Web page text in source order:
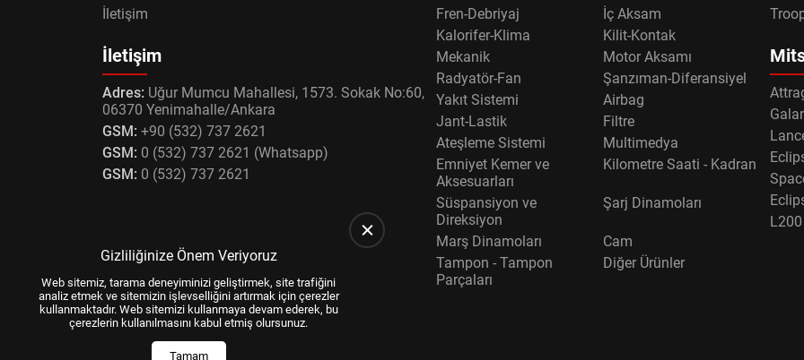
İletişim
İletişim
Adres: Uğur Mumcu Mahallesi, 1573. Sokak No:60,
06370 Yenimahalle/Ankara
GSM: +90 (532) 737 2621
GSM: 0 (532) 737 2621 (Whatsapp)
GSM: 0 (532) 737 2621
Fren-Debriyaj
İç Aksam
Kalorifer-Klima
Kilit-Kontak
Mekanik
Motor Aksamı
Radyatör-Fan
Şanzıman-Diferansiyel
Yakıt Sistemi
Airbag
Jant-Lastik
Filtre
Ateşleme Sistemi
Multimedya
Emniyet Kemer ve
Aksesuarları
Kilometre Saati - Kadran
Süspansiyon ve
Direksiyon
Şarj Dinamoları
Marş Dinamoları
Cam
Tampon - Tampon
Parçaları
Diğer Ürünler
L200
Gizliliğinize Önem Veriyoruz
Web sitemiz, tarama deneyiminizi geliştirmek, site trafiğini
analiz etmek ve sitemizin işlevselliğini artırmak için çerezler
kullanmaktadır. Web sitemizi kullanmaya devam ederek, bu
çerezlerin kullanılmasını kabul etmiş olursunuz.
Tamam